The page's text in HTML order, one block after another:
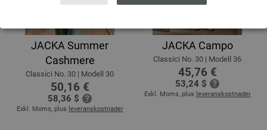
JACKA Summer
Cashmere
Classici No. 30 | Modell 30
50,16 €
58,36 $
Exkl. Moms, plus leveranskostnader
JACKA Campo
Classici No. 30 | Modell 36
45,76 €
53,24 $
Exkl. Moms, plus leveranskostnader